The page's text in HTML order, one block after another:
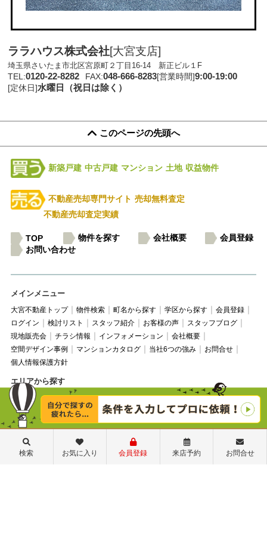
ララハウス株式会社[大宮支店]
埼玉県さいたま市北区宮原町２丁目16-14 新正ビル１F
TEL:0120-22-8282 FAX:048-666-8283[営業時間]9:00-19:00
[定休日]水曜日（祝日は除く）
このページの先頭へ
新築戸建 中古戸建 マンション 土地 収益物件
不動産売却専門サイト 売却無料査定
不動産売却査定実績
TOP 物件を探す 会社概要
会員登録
お問い合わせ
メインメニュー
大宮不動産トップ 物件検索 町名から探す 学区から探す
会員登録
ログイン
検討リスト スタッフ紹介 お客様の声
スタッフブログ
現地販売会
チラシ情報 インフォメーション
会社概要
空間デザイン事例
マンションカタログ 当社6つの強み
お問合せ
個人情報保護方針
エリアから探す
さいたま市大宮区 さいたま市北区
さいたま市西区
さいたま市中央区
さいたま市浦和区
さいたま市桜区
さいたま市緑区
さいたま市岩槻区 上尾市 伊奈町 蓮田市
検索 お気に入り 会員登録 来店予約 お問合せ